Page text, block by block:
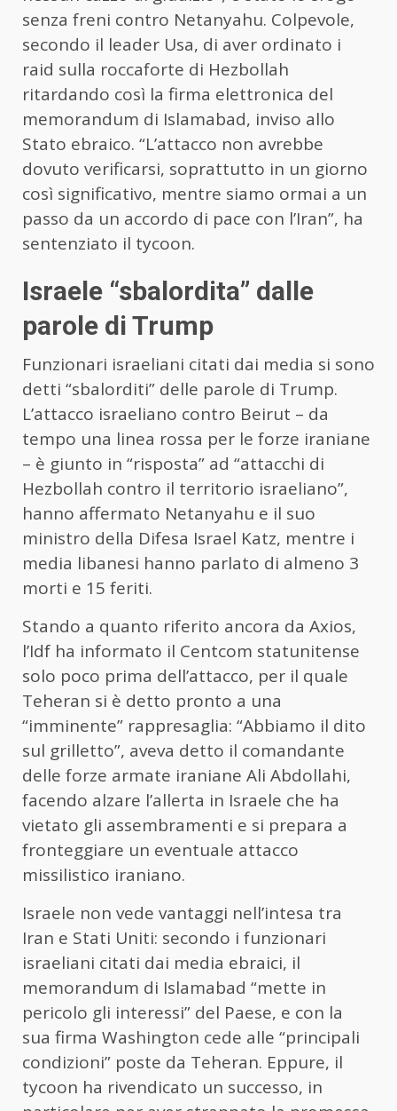
senza freni contro Netanyahu. Colpevole,
secondo il leader Usa, di aver ordinato i
raid sulla roccaforte di Hezbollah
ritardando così la firma elettronica del
memorandum di Islamabad, inviso allo
Stato ebraico. “L’attacco non avrebbe
dovuto verificarsi, soprattutto in un giorno
così significativo, mentre siamo ormai a un
passo da un accordo di pace con l’Iran”, ha
sentenziato il tycoon.
Israele “sbalordita” dalle
parole di Trump
Funzionari israeliani citati dai media si sono
detti “sbalorditi” delle parole di Trump.
L’attacco israeliano contro Beirut – da
tempo una linea rossa per le forze iraniane
– è giunto in “risposta” ad “attacchi di
Hezbollah contro il territorio israeliano”,
hanno affermato Netanyahu e il suo
ministro della Difesa Israel Katz, mentre i
media libanesi hanno parlato di almeno 3
morti e 15 feriti.
Stando a quanto riferito ancora da Axios,
l’Idf ha informato il Centcom statunitense
solo poco prima dell’attacco, per il quale
Teheran si è detto pronto a una
“imminente” rappresaglia: “Abbiamo il dito
sul grilletto”, aveva detto il comandante
delle forze armate iraniane Ali Abdollahi,
facendo alzare l’allerta in Israele che ha
vietato gli assembramenti e si prepara a
fronteggiare un eventuale attacco
missilistico iraniano.
Israele non vede vantaggi nell’intesa tra
Iran e Stati Uniti: secondo i funzionari
israeliani citati dai media ebraici, il
memorandum di Islamabad “mette in
pericolo gli interessi” del Paese, e con la
sua firma Washington cede alle “principali
condizioni” poste da Teheran. Eppure, il
tycoon ha rivendicato un successo, in